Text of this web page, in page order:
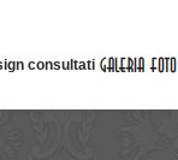
consultati